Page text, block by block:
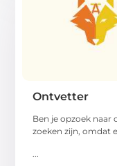
Ontvetter
Ben je opzoek naar
zoeken zijn, omdat